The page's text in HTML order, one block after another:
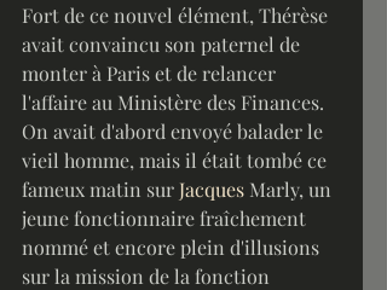
Fort de ce nouvel élément, Thérèse
avait convaincu son paternel de
monter à Paris et de relancer
l'affaire au Ministère des Finances.
On avait d'abord envoyé balader le
vieil homme, mais il était tombé ce
fameux matin sur Jacques Marly, un
jeune fonctionnaire fraîchement
nommé et encore plein d'illusions
sur la mission de la fonction